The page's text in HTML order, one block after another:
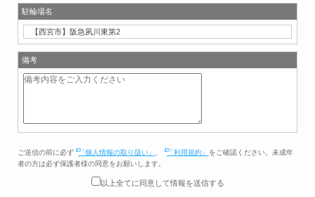
駐輪場名
備考
ご送信の前に必ず 「個人情報の取り扱い」 「利用規約」 をご確認ください。未成年
者の方は必ず保護者様の同意をお願いします。
以上全てに同意して情報を送信する